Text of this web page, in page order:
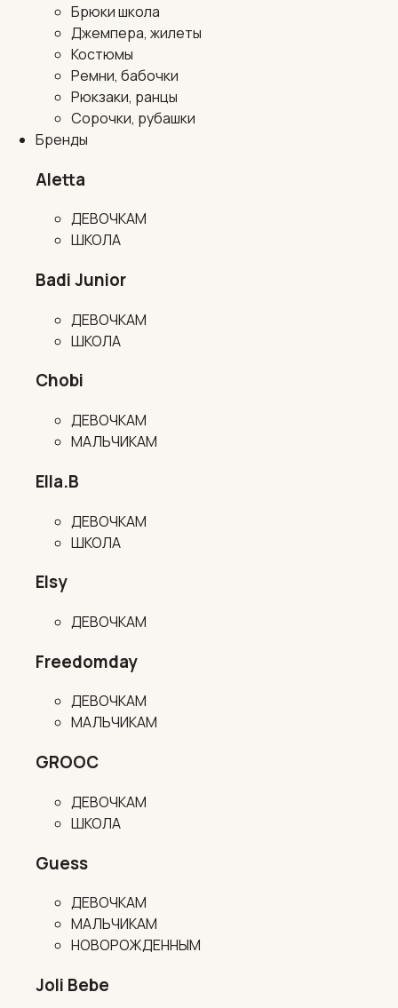
Брюки школа
Джемпера, жилеты
Костюмы
Ремни, бабочки
Рюкзаки, ранцы
Сорочки, рубашки
Бренды
Aletta
ДЕВОЧКАМ
ШКОЛА
Badi Junior
ДЕВОЧКАМ
ШКОЛА
Chobi
ДЕВОЧКАМ
МАЛЬЧИКАМ
Ella.B
ДЕВОЧКАМ
ШКОЛА
Elsy
ДЕВОЧКАМ
Freedomday
ДЕВОЧКАМ
МАЛЬЧИКАМ
GROOC
ДЕВОЧКАМ
ШКОЛА
Guess
ДЕВОЧКАМ
МАЛЬЧИКАМ
НОВОРОЖДЕННЫМ
Joli Bebe